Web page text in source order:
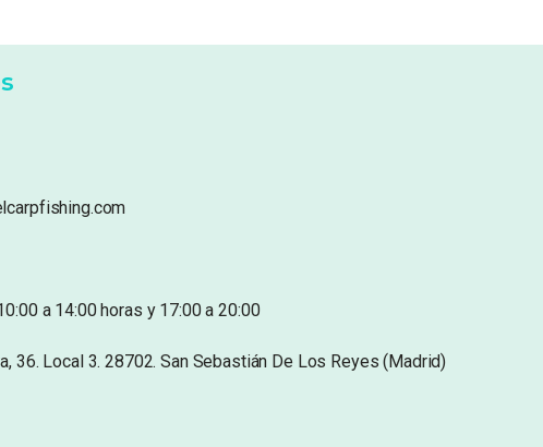
a 14:00 horas y 17:00 a 20:00
36. Local 3. 28702. San Sebastián De Los Reyes (Madrid)